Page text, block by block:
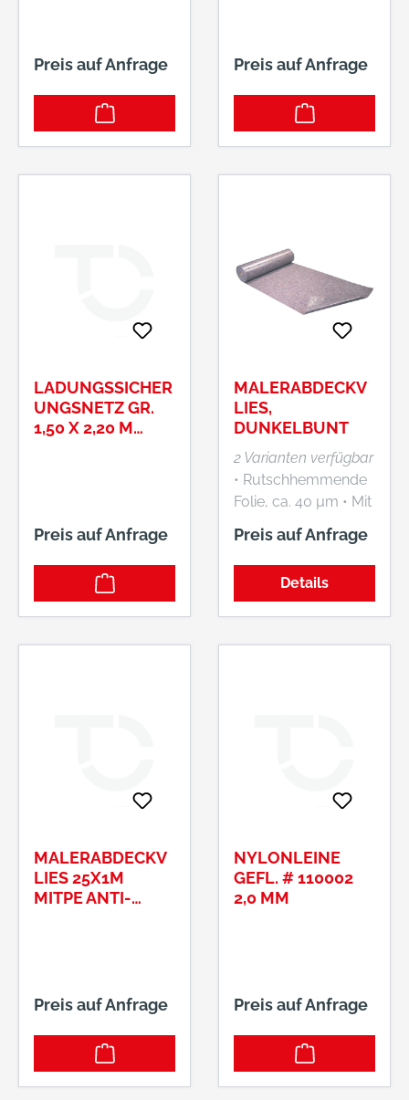
Preis auf Anfrage Preis auf Anfrage
LADUNGSSICHER
UNGSNETZ GR.
1,50 X 2,20 M
Preis auf Anfrage
MALERABDECKV
LIES,
DUNKELBUNT
2 Varianten verfügbar
• Rutschhemmende
Folie, ca. 40 µm • Mit
Recyclingfasern
(Polyester- und
Naturfasern)
Preis auf Anfrage
Details
MALERABDECKV
LIES 25X1M
MITPE ANTI-
Preis auf Anfrage
NYLONLEINE
GEFL. # 110002
2,0 MM
Preis auf Anfrage